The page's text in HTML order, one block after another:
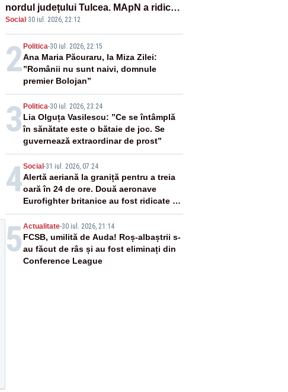
nordul județului Tulcea. MApN a ridicat
de la sol două avioane F-16
Social ·30 iul. 2026, 22:12
2 Politica-30 iul. 2026, 22:15
Ana Maria Păcuraru, la Miza Zilei:
”Românii nu sunt naivi, domnule
premier Bolojan”
3 Politica-30 iul. 2026, 23:24
Lia Olguța Vasilescu: ”Ce se întâmplă
în sănătate este o bătaie de joc. Se
guvernează extraordinar de prost”
4Social -31 iul. 2026, 07:24
Alertă aeriană la graniță pentru a treia
oară în 24 de ore. Două aeronave
Eurofighter britanice au fost ridicate de
la sol
5 Actualitate-30 iul. 2026, 21:14
FCSB, umilită de Auda! Roș-albaștrii s-
au făcut de râs și au fost eliminați din
Conference League